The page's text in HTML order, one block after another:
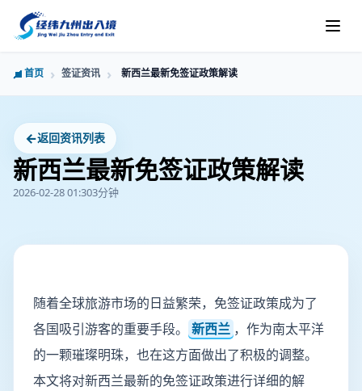
首页 签证资讯 新西兰最新免签证政策解读
←返回资讯列表
新西兰最新免签证政策解读
2026-02-28 01:303分钟
随着全球旅游市场的日益繁荣，免签证政策成为了
各国吸引游客的重要手段。
新西兰 ，作为南太平洋
的一颗璀璨明珠，也在这方面做出了积极的调整。
本文将对新西兰最新的免签证政策进行详细的解